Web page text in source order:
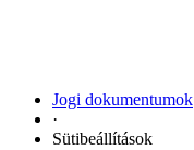
Jogi dokumentumok
·
Sütibeállítások